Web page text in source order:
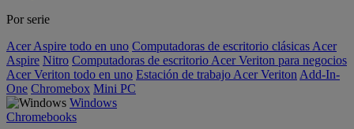
Por serie
Acer Aspire todo en uno Computadoras de escritorio clásicas Acer
Aspire Nitro Computadoras de escritorio Acer Veriton para negocios
Acer Veriton todo en uno Estación de trabajo Acer Veriton Add-In-
One Chromebox Mini PC
Windows
Chromebooks